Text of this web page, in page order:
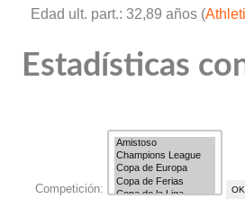
Edad ult. part.: 32,89 años (
Estadísticas
Competición: